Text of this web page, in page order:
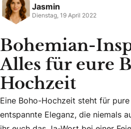
Jasmin
Dienstag, 19 April 2022
Bohemian-
Alles für eure
Hochzeit
Eine Boho-Hochzeit steht für
Eine Boho-Hochzeit steht für
entspannte Eleganz, die niemals